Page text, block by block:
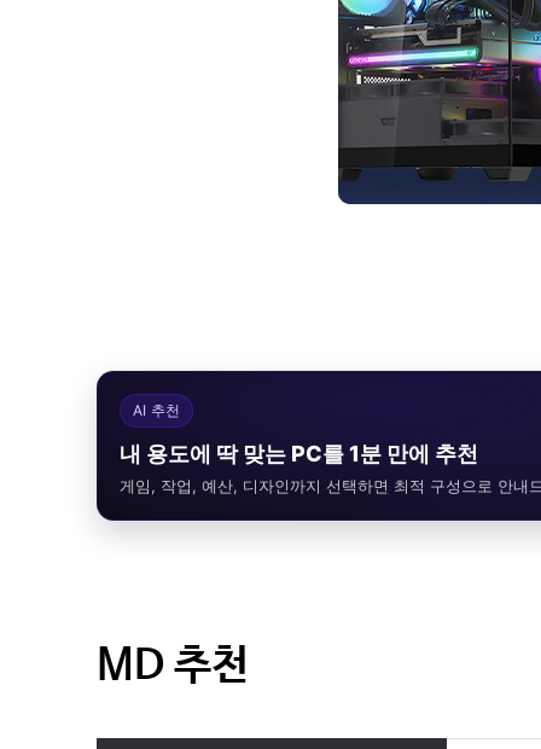
AI 추천
내 용도에 딱 맞는 PC를 1분 만에 추천
게임, 작업, 예산, 디자인까지 선택하면 최적 구성으로 안내
MD 추천